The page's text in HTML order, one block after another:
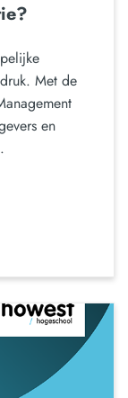
Met de
en